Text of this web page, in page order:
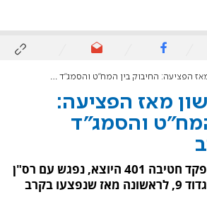
החיבוק בין המח"ט והסמג"ד שנפצעו בקרב
מאז הפציעה:
והסמג"ד
אל"ם מאיר בידרמן, מפקד חטיבה 401 היוצא, נפגש עם רס"ן
בועז תמם, סגן מפקד גדוד 9, לראשונה מאז שנפצעו בקרב